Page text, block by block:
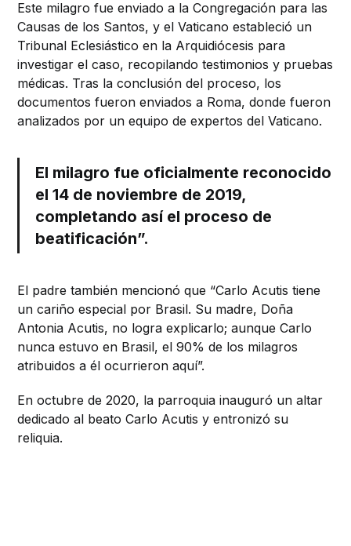
Este milagro fue enviado a la Congregación para las
Causas de los Santos, y el Vaticano estableció un
Tribunal Eclesiástico en la Arquidiócesis para
investigar el caso, recopilando testimonios y pruebas
médicas. Tras la conclusión del proceso, los
documentos fueron enviados a Roma, donde fueron
analizados por un equipo de expertos del Vaticano.
El milagro fue oficialmente reconocido
el 14 de noviembre de 2019,
completando así el proceso de
beatificación”.
El padre también mencionó que “Carlo Acutis tiene
un cariño especial por Brasil. Su madre, Doña
Antonia Acutis, no logra explicarlo; aunque Carlo
nunca estuvo en Brasil, el 90% de los milagros
atribuidos a él ocurrieron aquí”.
En octubre de 2020, la parroquia inauguró un altar
dedicado al beato Carlo Acutis y entronizó su
reliquia.